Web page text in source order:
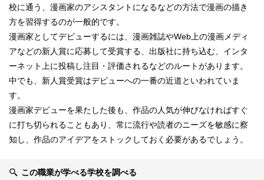
校に通う、漫画家のアシスタントになるなどの方法で漫画の描き
方を習得するのが一般的です。
漫画家としてデビューするには、漫画雑誌やWeb上の漫画メディ
アなどの新人賞に応募して受賞する、出版社に持ち込む、インタ
ーネット上に投稿し注目・評価されるなどのルートがあります。
中でも、新人賞受賞はデビューへの一番の近道といわれていま
す。
漫画家デビューを果たした後も、作品の人気が伸びなければすぐ
に打ち切られることもあり、常に流行や読者のニーズを敏感に察
知し、作品のアイデアをストックしておく必要があるでしょう。
この職業が学べる学校を調べる